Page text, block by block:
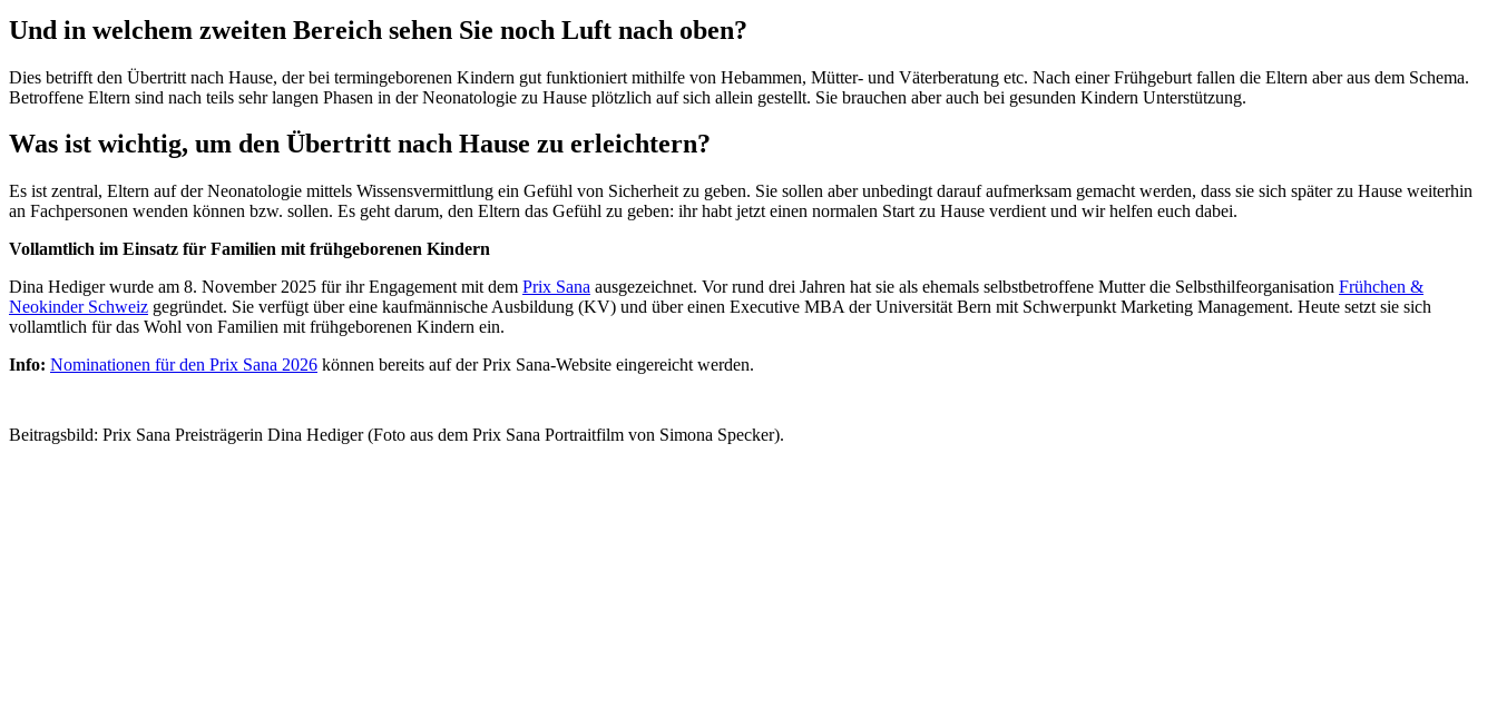
Und in welchem zweiten Bereich sehen Sie noch Luft nach oben?
Dies betrifft den Übertritt nach Hause, der bei termingeborenen Kindern gut funktioniert mithilfe von Hebammen, Mütter- und Väterberatung etc. Nach einer Frühgeburt fallen die Eltern aber aus dem Schema.
Betroffene Eltern sind nach teils sehr langen Phasen in der Neonatologie zu Hause plötzlich auf sich allein gestellt. Sie brauchen aber auch bei gesunden Kindern Unterstützung.
Was ist wichtig, um den Übertritt nach Hause zu erleichtern?
Es ist zentral, Eltern auf der Neonatologie mittels Wissensvermittlung ein Gefühl von Sicherheit zu geben. Sie sollen aber unbedingt darauf aufmerksam gemacht werden, dass sie sich später zu Hause weiterhin
an Fachpersonen wenden können bzw. sollen. Es geht darum, den Eltern das Gefühl zu geben: ihr habt jetzt einen normalen Start zu Hause verdient und wir helfen euch dabei.
Vollamtlich im Einsatz für Familien mit frühgeborenen Kindern
Dina Hediger wurde am 8. November 2025 für ihr Engagement mit dem Prix Sana ausgezeichnet. Vor rund drei Jahren hat sie als ehemals selbstbetroffene Mutter die Selbsthilfeorganisation Frühchen &
Neokinder Schweiz gegründet. Sie verfügt über eine kaufmännische Ausbildung (KV) und über einen Executive MBA der Universität Bern mit Schwerpunkt Marketing Management. Heute setzt sie sich
vollamtlich für das Wohl von Familien mit frühgeborenen Kindern ein.
Info: Nominationen für den Prix Sana 2026 können bereits auf der Prix Sana-Website eingereicht werden.
Beitragsbild: Prix Sana Preisträgerin Dina Hediger (Foto aus dem Prix Sana Portraitfilm von Simona Specker).